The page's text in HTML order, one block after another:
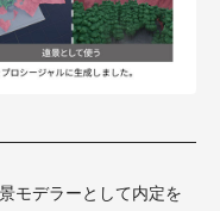
モデラーとして内定を